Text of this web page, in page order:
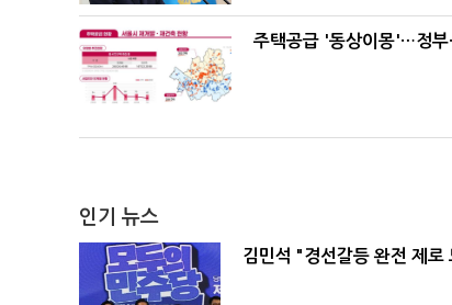
주택공급 '동상이몽'…정부
인기 뉴스
김민석 "경선갈등 완전 제